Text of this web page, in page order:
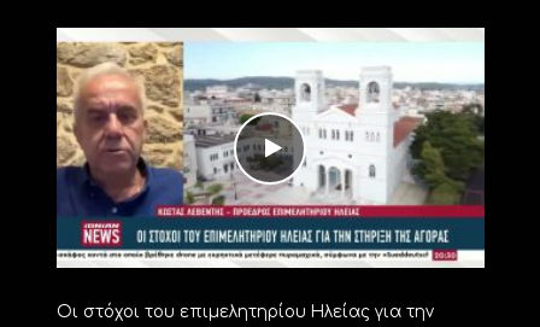
Οι στόχοι του επιμελητηρίου Ηλείας για την